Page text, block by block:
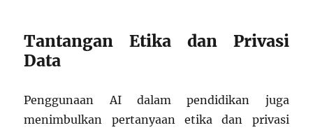
Tantangan Etika dan Privasi
Data
Penggunaan AI dalam pendidikan juga
menimbulkan pertanyaan etika dan privasi